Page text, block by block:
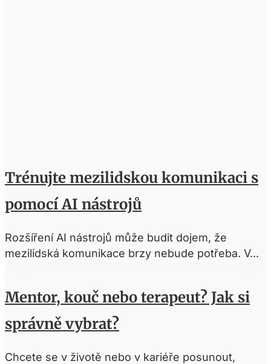
Trénujte mezilidskou komunikaci s
pomocí AI nástrojů
Rozšíření AI nástrojů může budit dojem, že
mezilidská komunikace brzy nebude potřeba. V...
Mentor, kouč nebo terapeut? Jak si
správně vybrat?
Chcete se v životě nebo v kariéře posunout,